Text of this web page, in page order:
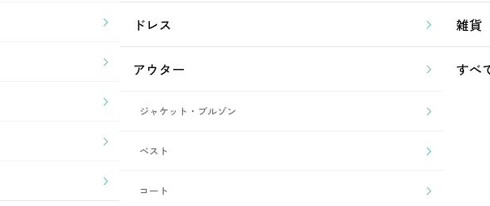
ドレス
アウター
ジャケット・ブルゾン
ベスト
コート
雑貨
すべ